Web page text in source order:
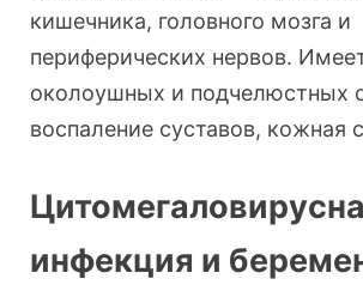
кишечника, головного мозга и
периферических нервов.
околоушных и подчелюстных
воспаление суставов, кожная
инфекция и